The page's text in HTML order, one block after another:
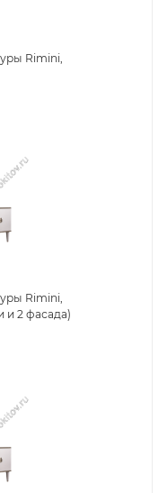
Rimini,
Rimini,
и 2 фасада)